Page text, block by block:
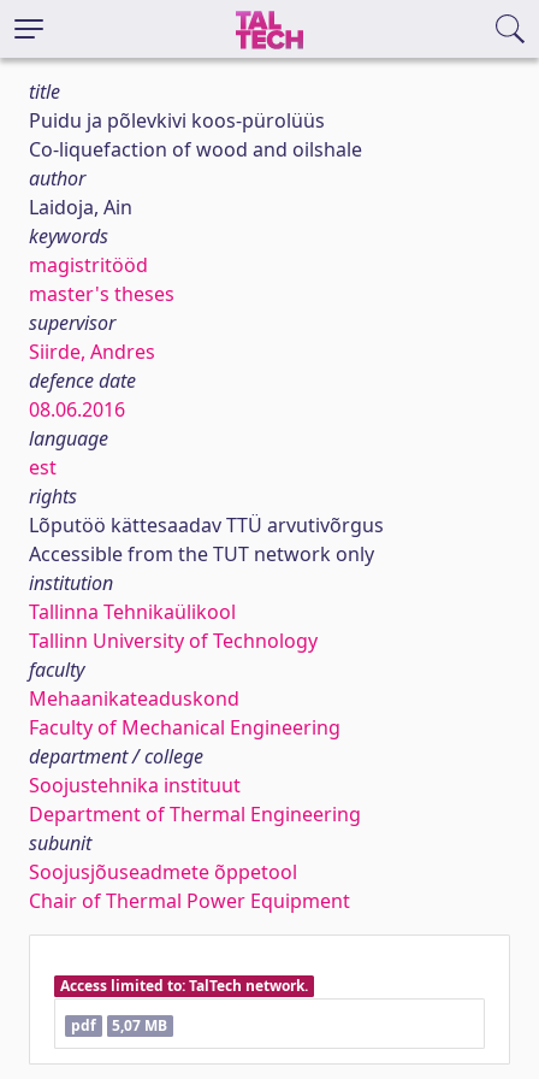
title
Puidu ja põlevkivi koos-pürolüüs
Co-liquefaction of wood and oilshale
author
Laidoja, Ain
keywords
magistritööd
master's theses
supervisor
Siirde, Andres
defence date
08.06.2016
language
est
rights
Lõputöö kättesaadav TTÜ arvutivõrgus
Accessible from the TUT network only
institution
Tallinna Tehnikaülikool
Tallinn University of Technology
faculty
Mehaanikateaduskond
Faculty of Mechanical Engineering
department / college
Soojustehnika instituut
Department of Thermal Engineering
subunit
Soojusjõuseadmete õppetool
Chair of Thermal Power Equipment
Access limited to: TalTech network.
pdf
5,07 MB